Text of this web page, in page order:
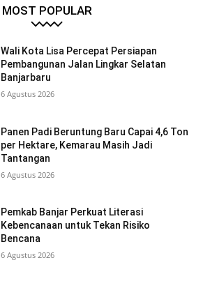
MOST POPULAR
Wali Kota Lisa Percepat Persiapan
Pembangunan Jalan Lingkar Selatan
Banjarbaru
6 Agustus 2026
Panen Padi Beruntung Baru Capai 4,6 Ton
per Hektare, Kemarau Masih Jadi
Tantangan
6 Agustus 2026
Pemkab Banjar Perkuat Literasi
Kebencanaan untuk Tekan Risiko
Bencana
6 Agustus 2026